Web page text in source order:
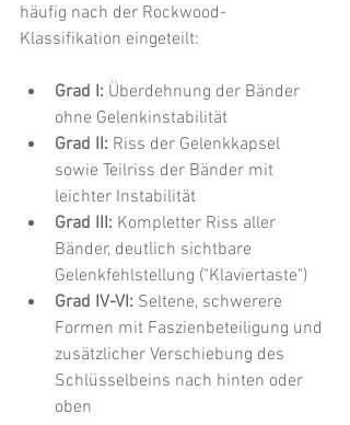
häufig nach der Rockwood-
Klassifikation eingeteilt:
Grad I: Überdehnung der Bänder
ohne Gelenkinstabilität
Grad II: Riss der Gelenkkapsel
sowie Teilriss der Bänder mit
leichter Instabilität
Grad III: Kompletter Riss aller
Bänder, deutlich sichtbare
Gelenkfehlstellung ("Klaviertaste")
Grad IV-VI: Seltene, schwerere
Formen mit Faszienbeteiligung und
zusätzlicher Verschiebung des
Schlüsselbeins nach hinten oder
oben